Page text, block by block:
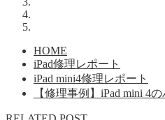
HOME
iPad修理レポート
iPad mini4修理レポート
【修理事例】iPad mini 4